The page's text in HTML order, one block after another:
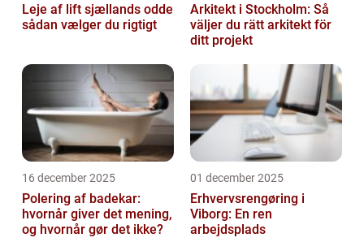
Leje af lift sjællands odde
sådan vælger du rigtigt
Arkitekt i Stockholm: Så
väljer du rätt arkitekt för
ditt projekt
16 december 2025
Polering af badekar:
hvornår giver det mening,
og hvornår gør det ikke?
01 december 2025
Erhvervsrengøring i
Viborg: En ren
arbejdsplads